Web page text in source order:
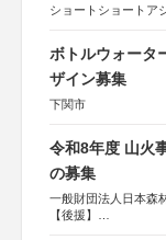
ショートショートア
ボトルウォータ
ザイン募集
下関市
令和8年度 山火
の募集
一般財団法人日本森
【後援】